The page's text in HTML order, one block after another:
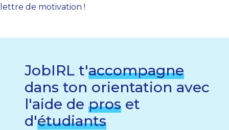
lettre de motivation !
JobIRL t'accompagne
dans ton orientation avec
l'aide de pros et
d'étudiants